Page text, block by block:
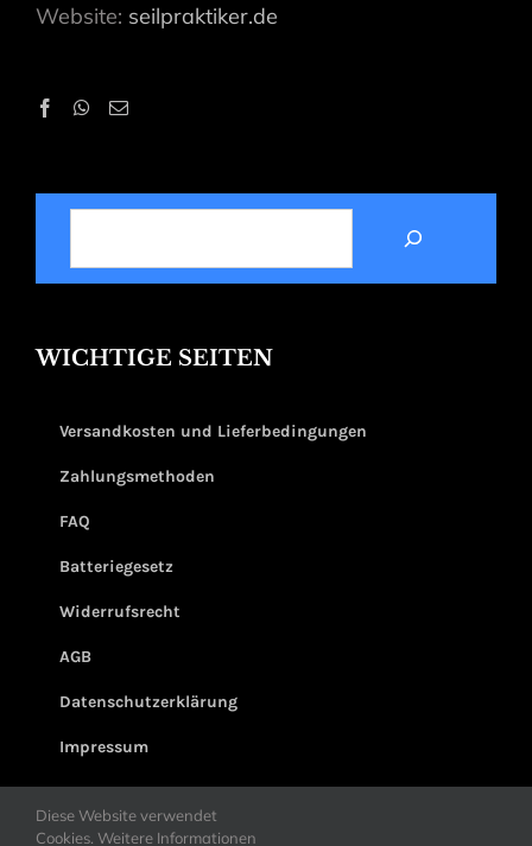
Website: seilpraktiker.de
SUCHEN
WICHTIGE SEITEN
Versandkosten und Lieferbedingungen
Zahlungsmethoden
FAQ
Batteriegesetz
Widerrufsrecht
AGB
Datenschutzerklärung
Impressum
Diese Website verwendet
Cookies. Weitere Informationen